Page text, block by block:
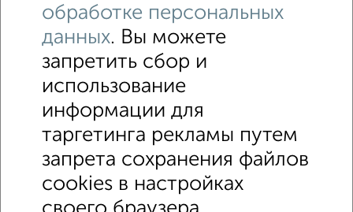
Машиноместа в паркинге
Контакты
Политика конфиденциальности
Пользовательское соглашение
Омск, улица Крупской 8
Сайт-доска объявлений недвижимости
обработке персональных
данных. Вы можете
запретить сбор и
использование
информации для
таргетинга рекламы путем
запрета сохранения файлов
cookies в настройках